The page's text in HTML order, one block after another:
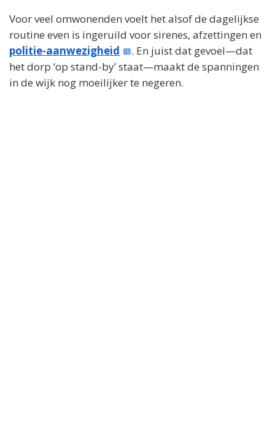
Voor veel omwonenden voelt het alsof de dagelijkse
routine even is ingeruild voor sirenes, afzettingen en
politie-aanwezigheid
. En juist dat gevoel—dat
het dorp ‘op stand-by’ staat—maakt de spanningen
in de wijk nog moeilijker te negeren.